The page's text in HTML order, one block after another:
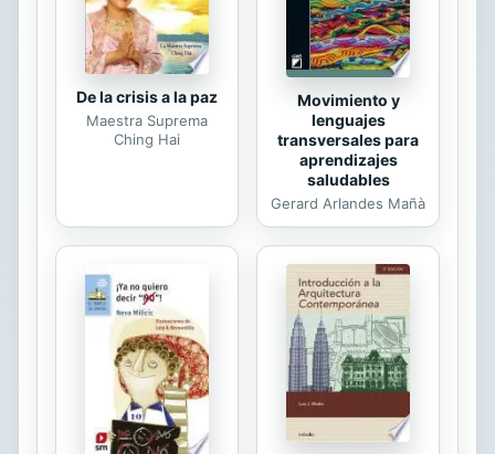
De la crisis a la paz
Maestra Suprema
Ching Hai
Movimiento y
lenguajes
transversales para
aprendizajes
saludables
Gerard Arlandes Mañà